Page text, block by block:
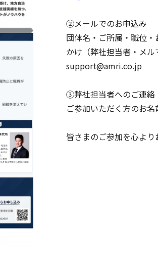
②メールでのお申込み
団体名・ご所属・職位
かけ（弊社担当者・メ
support@amri.co.jp
③弊社担当者へのご連絡
ご参加いただく方のお
皆さまのご参加を心より